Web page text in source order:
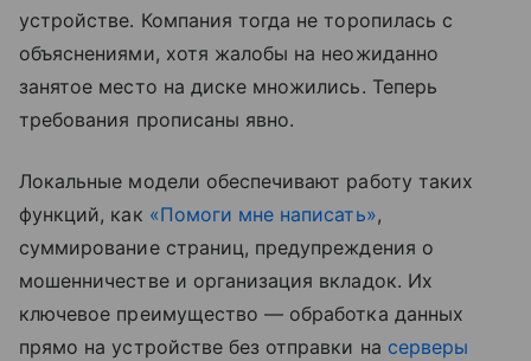
устройстве. Компания тогда не торопилась с
объяснениями, хотя жалобы на неожиданно
занятое место на диске множились. Теперь
требования прописаны явно.
Локальные модели обеспечивают работу таких
функций, как «Помоги мне написать»,
суммирование страниц, предупреждения о
мошенничестве и организация вкладок. Их
ключевое преимущество — обработка данных
прямо на устройстве без отправки на серверы